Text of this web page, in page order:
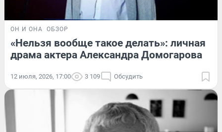
ОН И ОНА ОБЗОР
«Нельзя вообще такое делать»: личная
драма актера Александра Домогарова
12 июля, 2026, 17:00 3 109 Обсудить